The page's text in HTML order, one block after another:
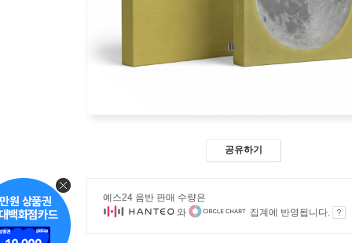
공유하기
예스24 음반 판매 수량은
와
집계에 반영됩니다.